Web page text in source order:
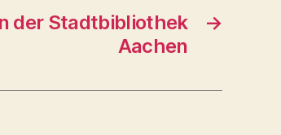
→
der Stadtbibliothek
Aachen